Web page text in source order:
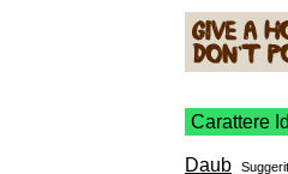
Carattere
Daub